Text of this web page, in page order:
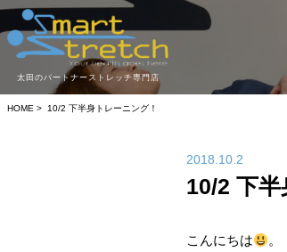
太田のパートナーストレッチ専門店
HOME > 10/2 下半身トレーニング！
2018.10.2
10/2 下半
こんにちは
。